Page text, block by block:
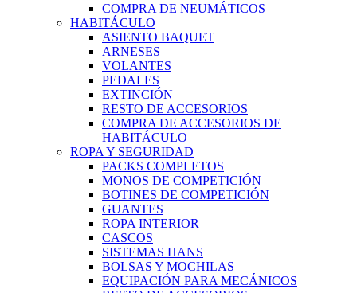
COMPRA DE NEUMÁTICOS
HABITÁCULO
ASIENTO BAQUET
ARNESES
VOLANTES
PEDALES
EXTINCIÓN
RESTO DE ACCESORIOS
COMPRA DE ACCESORIOS DE
HABITÁCULO
ROPA Y SEGURIDAD
PACKS COMPLETOS
MONOS DE COMPETICIÓN
BOTINES DE COMPETICIÓN
GUANTES
ROPA INTERIOR
CASCOS
SISTEMAS HANS
BOLSAS Y MOCHILAS
EQUIPACIÓN PARA MECÁNICOS